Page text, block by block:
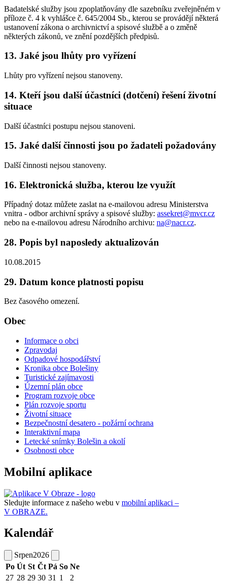
Badatelské služby jsou zpoplatňovány dle sazebníku zveřejněném v
příloze č. 4 k vyhlášce č. 645/2004 Sb., kterou se provádějí některá
ustanovení zákona o archivnictví a spisové službě a o změně
některých zákonů, ve znění pozdějších předpisů.
13. Jaké jsou lhůty pro vyřízení
Lhůty pro vyřízení nejsou stanoveny.
14. Kteří jsou další účastníci (dotčení) řešení životní
situace
Další účastníci postupu nejsou stanoveni.
15. Jaké další činnosti jsou po žadateli požadovány
Další činnosti nejsou stanoveny.
16. Elektronická služba, kterou lze využít
Případný dotaz můžete zaslat na e-mailovou adresu Ministerstva
vnitra - odbor archivní správy a spisové služby: assekret@mvcr.cz
nebo na e-mailovou adresu Národního archivu: na@nacr.cz.
28. Popis byl naposledy aktualizován
10.08.2015
29. Datum konce platnosti popisu
Bez časového omezení.
Obec
Informace o obci
Zpravodaj
Odpadové hospodářství
Kronika obce Bolešiny
Turistické zajímavosti
Územní plán obce
Program rozvoje obce
Plán rozvoje sportu
Životní situace
Bezpečnostní desatero - požární ochrana
Interaktivní mapa
Letecké snímky Bolešin a okolí
Osobnosti obce
Mobilní aplikace
Sledujte informace z našeho webu v mobilní aplikaci –
V OBRAZE.
Kalendář
Srpen2026
Po Út St Čt Pá So Ne
27 28 29 30 31 1
2